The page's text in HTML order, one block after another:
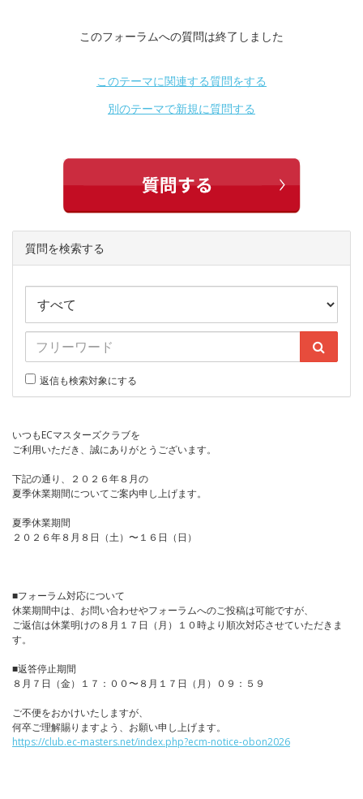
このフォーラムへの質問は終了しました
このテーマに関連する質問をする
別のテーマで新規に質問する
質問を検索する
返信も検索対象にする
いつもECマスターズクラブを
ご利用いただき、誠にありがとうございます。
下記の通り、２０２６年８月の
夏季休業期間についてご案内申し上げます。
夏季休業期間
２０２６年８月８日（土）〜１６日（日）
■フォーラム対応について
休業期間中は、お問い合わせやフォーラムへのご投稿は可能ですが、
ご返信は休業明けの８月１７日（月）１０時より順次対応させていただきま
す。
■返答停止期間
８月７日（金）１７：００〜８月１７日（月）０９：５９
ご不便をおかけいたしますが、
何卒ご理解賜りますよう、お願い申し上げます。
https://club.ec-masters.net/index.php?ecm-notice-obon2026